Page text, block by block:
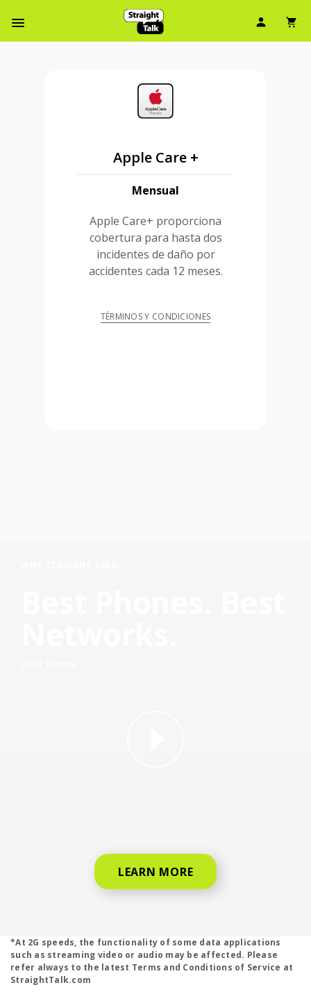
Menú de barra de navegación
Ícono
Apple Care +
Mensual
Apple Care+ proporciona
cobertura para hasta dos
incidentes de daño por
accidentes cada 12 meses.
TÉRMINOS Y CONDICIONES
LEARN MORE
*At 2G speeds, the functionality of some data applications
such as streaming video or audio may be affected. Please
refer always to the latest Terms and Conditions of Service at
StraightTalk.com